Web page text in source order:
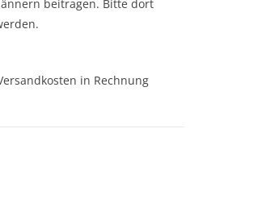
beitragen. Bitte dort
in Rechnung